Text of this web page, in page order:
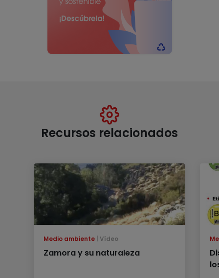
Recursos relacionados
Medio ambiente Vídeo
Zamora y su naturaleza